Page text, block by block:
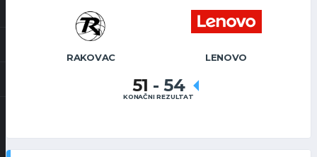
RAKOVAC LENOVO
51 - 54
KONAČNI REZULTAT